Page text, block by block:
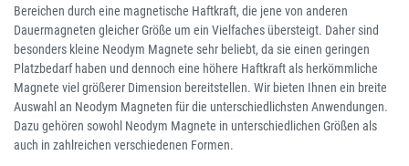
Bereichen durch eine magnetische Haftkraft, die jene von anderen
Dauermagneten gleicher Größe um ein Vielfaches übersteigt. Daher sind
besonders kleine Neodym Magnete sehr beliebt, da sie einen geringen
Platzbedarf haben und dennoch eine höhere Haftkraft als herkömmliche
Magnete viel größerer Dimension bereitstellen. Wir bieten Ihnen ein breite
Auswahl an Neodym Magneten für die unterschiedlichsten Anwendungen.
Dazu gehören sowohl Neodym Magnete in unterschiedlichen Größen als
auch in zahlreichen verschiedenen Formen.